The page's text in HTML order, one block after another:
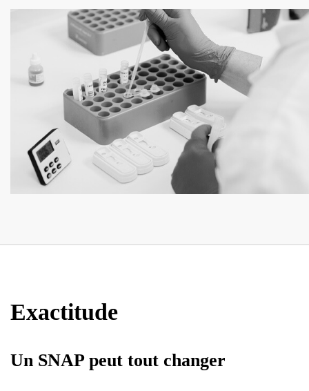
Exactitude
Un SNAP peut tout changer